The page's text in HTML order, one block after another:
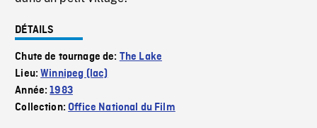
DÉTAILS
Chute de tournage de: The Lake
Lieu:Winnipeg (lac)
Année:1983
Collection:Office National du Film